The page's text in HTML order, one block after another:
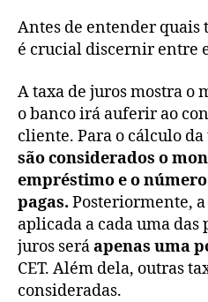
Antes de entender quais
é crucial discernir entre
A taxa de juros mostra o
o banco irá auferir ao
cliente. Para o cálculo
são considerados o
empréstimo e o
pagas. Posteriormente,
aplicada a cada uma das
juros seráapenas uma
CET. Além dela, outras
consideradas.